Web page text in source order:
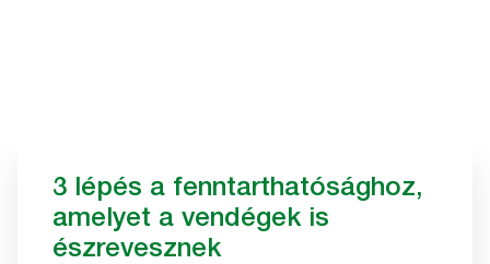
3 lépés a fenntarthatósághoz,
amelyet a vendégek is
észrevesznek